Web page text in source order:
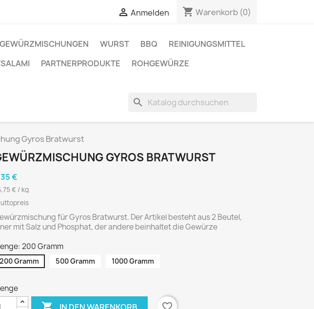
 Anmelden shopping_cart Warenkorb (0)
GEWÜRZMISCHUNGEN WURST BBQ
REINIGUNGSMITTEL
PARTNERPRODUKTE
ROHGEWÜRZE
search
Gyros Bratwurst
GYROS BRATWURST
€
€ / kg
für Gyros Bratwurst. Der Artikel besteht aus 2 Beutel,
mit Salz und Phosphat, der andere beinhaltet die Gewürze
200 Gramm
200 Gramm 500 Gramm 1000 Gramm
 IN DEN WARENKORB favorite_border